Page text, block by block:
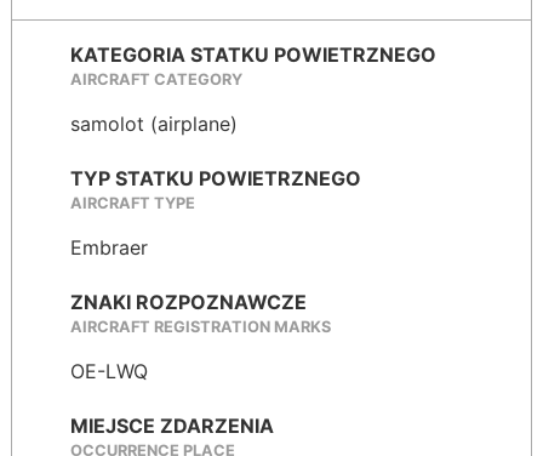
KATEGORIA STATKU POWIETRZNEGO
AIRCRAFT CATEGORY
samolot (airplane)
TYP STATKU POWIETRZNEGO
AIRCRAFT TYPE
Embraer
ZNAKI ROZPOZNAWCZE
AIRCRAFT REGISTRATION MARKS
OE-LWQ
MIEJSCE ZDARZENIA
OCCURRENCE PLACE